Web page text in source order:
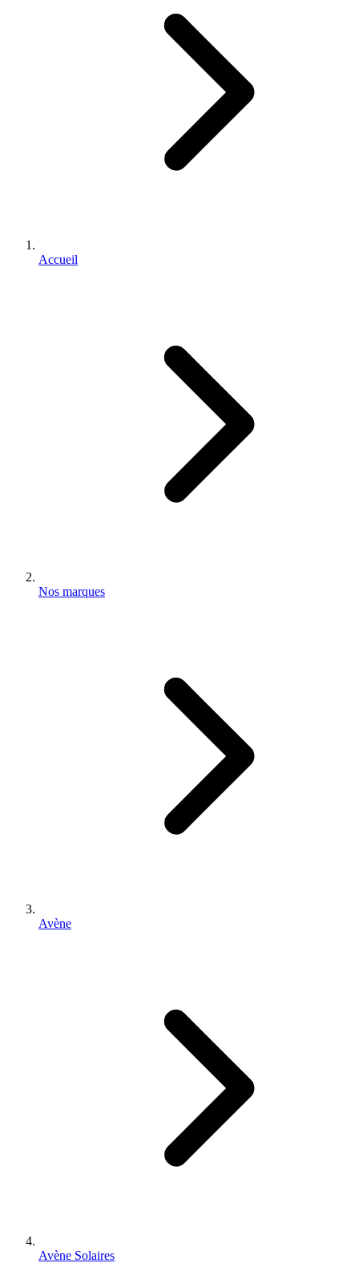
Accueil
Nos marques
Avène
Avène Solaires